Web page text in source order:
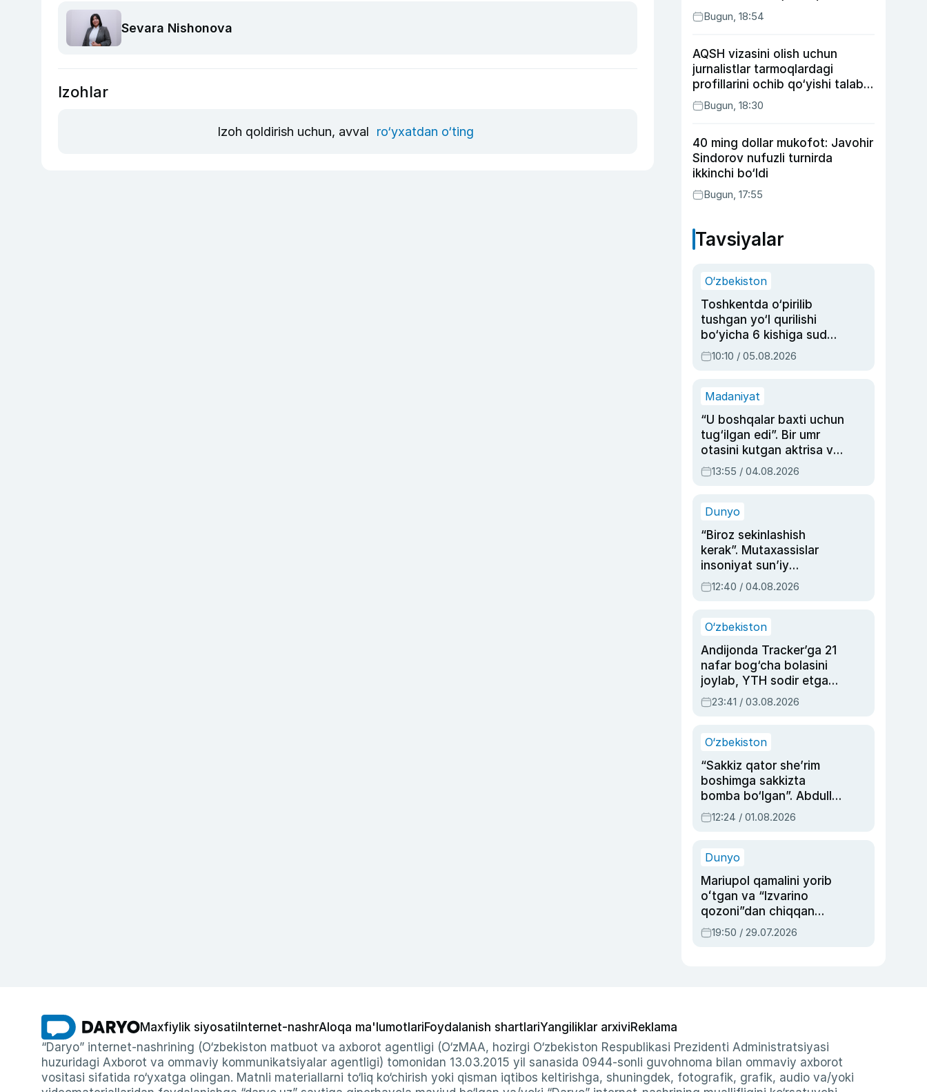
Sevara Nishonova
Izohlar
Izoh qoldirish uchun, avval ro‘yxatdan o‘ting
Bugun, 18:54
AQSH vizasini olish uchun
jurnalistlar tarmoqlardagi
profillarini ochib qo‘yishi talab
etilishi mumkin
Bugun, 18:30
40 ming dollar mukofot: Javohir
Sindorov nufuzli turnirda
ikkinchi bo‘ldi
Bugun, 17:55
Tavsiyalar
O‘zbekiston
Toshkentda o‘pirilib
tushgan yo‘l qurilishi
bo‘yicha 6 kishiga sud
hukmi o‘qildi
10:10 / 05.08.2026
Madaniyat
“U boshqalar baxti uchun
tug‘ilgan edi”. Bir umr
otasini kutgan aktrisa va
dublyaj ustasi Rimma
Ahmedovaning
13:55 / 04.08.2026
Dunyo
“Biroz sekinlashish
kerak”. Mutaxassislar
insoniyat sun’iy
intellektni boshqara
olmay qolishidan xavotir
12:40 / 04.08.2026
O‘zbekiston
Andijonda Tracker’ga 21
nafar bog‘cha bolasini
joylab, YTH sodir etgan
ayolga sud hukmi o‘qildi
23:41 / 03.08.2026
O‘zbekiston
“Sakkiz qator she’rim
boshimga sakkizta
bomba bo‘lgan”. Abdulla
Oripovni siyosiy
ayblovlardan asrab
12:24 / 01.08.2026
Dunyo
Mariupol qamalini yorib
oʻtgan va “Izvarino
qozoni”dan chiqqan
qahramon — Ukraina
armiyasi bosh
19:50 / 29.07.2026
Maxfiylik siyosati Internet-nashrAloqa ma'lumotlariFoydalanish shartlariYangiliklar arxiviReklama
“Daryo” internet-nashrining (O‘zbekiston matbuot va axborot agentligi (O‘zMAA, hozirgi O‘zbekiston Respublikasi Prezidenti Administratsiyasi
huzuridagi Axborot va ommaviy kommunikatsiyalar agentligi) tomonidan 13.03.2015 yil sanasida 0944-sonli guvohnoma bilan ommaviy axborot
vositasi sifatida ro‘yxatga olingan. Matnli materiallarni to‘liq ko‘chirish yoki qisman iqtibos keltirishga, shuningdek, fotografik, grafik, audio va/yoki